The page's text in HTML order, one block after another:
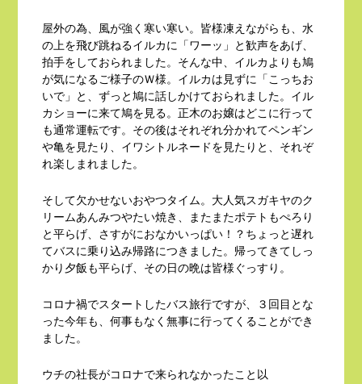
屋外の為、風が強く寒い寒い。皆様凍えながらも、水
の上を飛び跳ねるイルカに「ワーッ」と歓声をあげ、
拍手をしておられました。そんな中、イルカよりも鳩
が気になるご様子のＷ様。イルカは見ずに「こっちお
いで」と、ずっと鳩に話しかけておられました。イル
カショーに来て鳩を見る。正木のお嬢はどこに行って
も通常運転です。その後はそれぞれ分かれてペンギン
や亀を見たり、イワシトルネードを見たりと、それぞ
れ楽しまれました。
そして欠かせないおやつタイム。大人気スガキヤのク
リームあんみつやたい焼き、またまたポテトもぺろり
と平らげ、さすがにおなかいっぱい！？ちょっと遅れ
てバスに乗り込み帰路につきました。帰ってきてしっ
かり夕飯も平らげ、その日の晩は皆様ぐっすり。
コロナ禍でスタートしたバス旅行ですが、３回目とな
った今年も、何事もなく無事に行ってくることができ
ました。
ウチの社長がコロナで来られなかったこと以